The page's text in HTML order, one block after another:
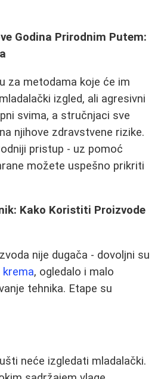
Godina Prirodnim Putem:
za metodama koje će im
izgled, ali agresivni
svima, a stručnjaci sve
njihove zdravstvene rizike.
pristup - uz pomoć
možete uspešno prikriti
Kako Koristiti Proizvode
nije dugača - dovoljni su
, ogledalo i malo
tehnika. Etape su
neće izgledati mladalački.